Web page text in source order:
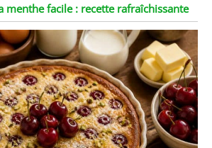
menthe facile : recette rafraîchissante